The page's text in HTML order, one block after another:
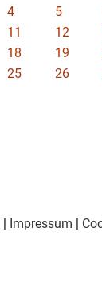
4 5
11 12
18 19
25 26
Impressum